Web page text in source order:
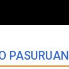
PASURUAN